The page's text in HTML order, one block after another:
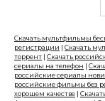
Скачать мультфильмы
регистрации | Скачать
торрент | Скачать
сериалы на телефон |
российские сериалы
российские фильмы без
хорошем качестве |